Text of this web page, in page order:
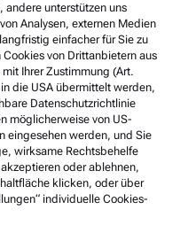
andere unterstützen uns
Analysen, externen Medien
einfacher für Sie zu
von Drittanbietern aus
Ihrer Zustimmung (Art.
die USA übermittelt werden,
Datenschutzrichtlinie
möglicherweise von US-
eingesehen werden, und Sie
wirksame Rechtsbehelfe
oder ablehnen,
klicken, oder über
individuelle Cookies-